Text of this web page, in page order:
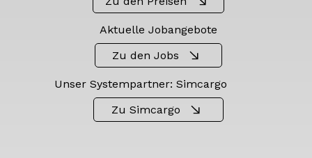
Aktuelle Jobangebote
Zu den Jobs
Unser Systempartner: Simcargo
Zu Simcargo